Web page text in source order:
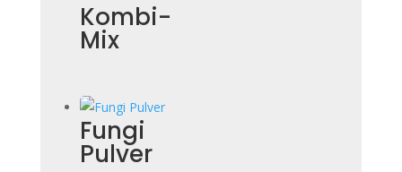
Kombi-
Mix
Fungi
Pulver